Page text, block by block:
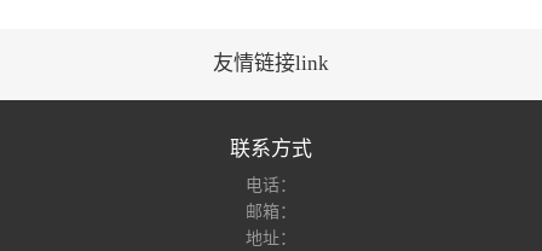
友情链接link
联系方式
电话：
邮箱：
地址：